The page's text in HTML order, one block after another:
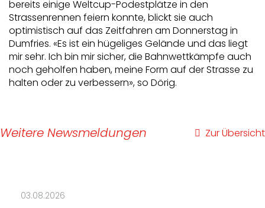
bereits einige Weltcup-Podestplätze in den
Strassenrennen feiern konnte, blickt sie auch
optimistisch auf das Zeitfahren am Donnerstag in
Dumfries. «Es ist ein hügeliges Gelände und das liegt
mir sehr. Ich bin mir sicher, die Bahnwettkämpfe auch
noch geholfen haben, meine Form auf der Strasse zu
halten oder zu verbessern», so Dörig.
Zur Übersicht
Weitere Newsmeldungen
03.08.2026